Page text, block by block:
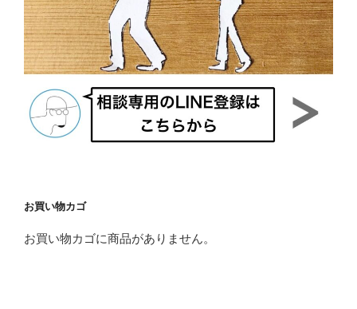
お買い物カゴ
お買い物カゴに商品がありません。